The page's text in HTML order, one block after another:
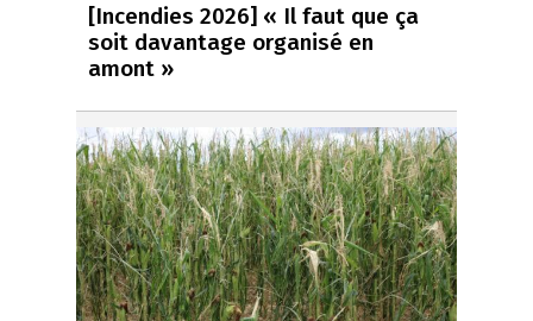
[Incendies 2026] « Il faut que ça
soit davantage organisé en
amont »